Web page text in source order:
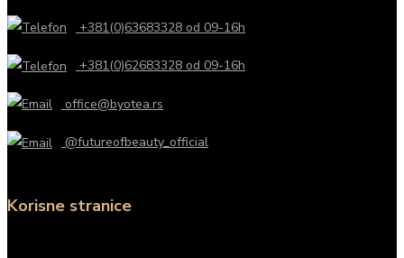
+381(0)63683328 od 09-16h
+381(0)62683328 od 09-16h
office@byotea.rs
@futureofbeauty_official
Korisne stranice